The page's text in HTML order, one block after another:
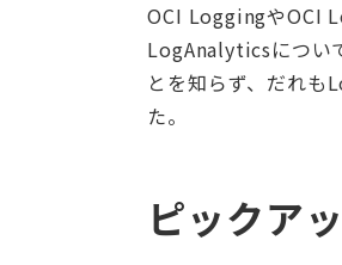
OCI LoggingやOCI
LogAnalyticsについ
とを知らず、だれも
た。
ピックア